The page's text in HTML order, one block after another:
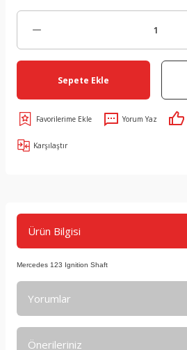
Sepete Ekle
Yorum Yaz
Karşılaştır
Ürün Bilgisi
Mercedes 123 Ignition Shaft
Yorumlar
Önerileriniz